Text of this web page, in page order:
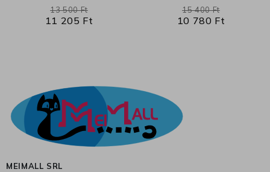
11 205 Ft
13 500 Ft
10 780 Ft
15 400 Ft
MEIMALL SRL